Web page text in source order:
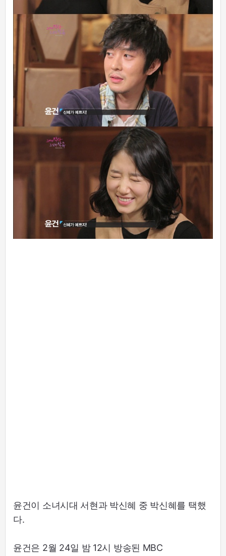
윤건이 소녀시대 서현과 박신혜 중 박신혜를 택했
다.
윤건은 2월 24일 밤 12시 방송된 MBC